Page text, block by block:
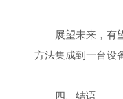
展望未来，有望
方法集成到一台设
四、结语